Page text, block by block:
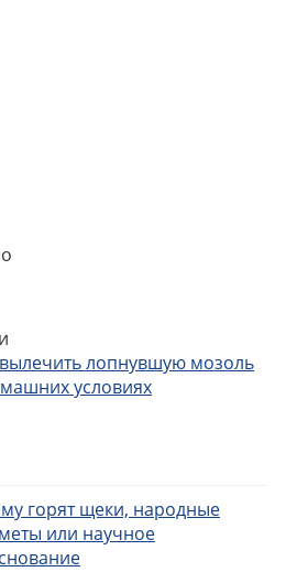
лопнувшую мозоль
условиях
горят щеки, народные
или научное